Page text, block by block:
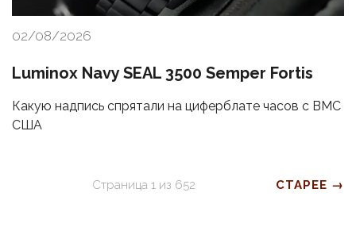
02/08/2026
Luminox Navy SEAL 3500 Semper Fortis
Какую надпись спрятали на циферблате часов с ВМС
США
Страница 1 из 652 СТАРЕЕ →